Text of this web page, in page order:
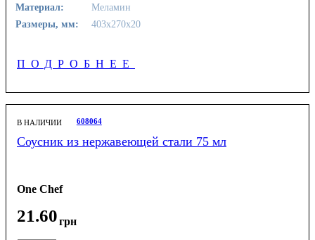
Материал:
Меламин
Размеры, мм:
403х270х20
ПОДРОБНЕЕ
В НАЛИЧИИ 608064
Соусник из нержавеющей стали 75 мл
One Chef
21.60грн